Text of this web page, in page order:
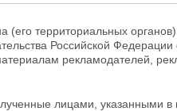
(его территориальных
Российской
рекламодателей,
лицами, указанными в